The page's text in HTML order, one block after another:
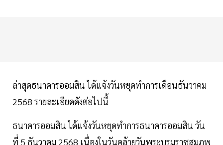
ล่าสุดธนาคารออมสิน ได้แจ้งวันหยุดทำการเดือนธันวาคม
2568 รายละเอียดดังต่อไปนี้
ธนาคารออมสิน ได้แจ้งวันหยุดทำการธนาคารออมสิน วัน
ที่ 5 ธันวาคม 2568 เนื่องในวันคล้ายวันพระบรมราชสมภพ